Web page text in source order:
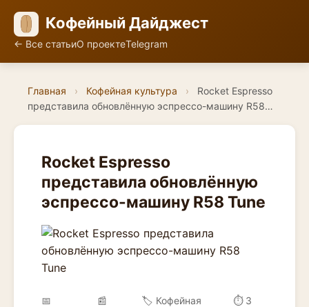
Кофейный Дайджест
← Все статьиО проектеTelegram
Главная › Кофейная культура ›
Rocket Espresso
представила обновлённую эспрессо-машину R58…
Rocket Espresso
представила обновлённую
эспрессо-машину R58 Tune
📅
📰
🏷️ Кофейная
⏱ 3